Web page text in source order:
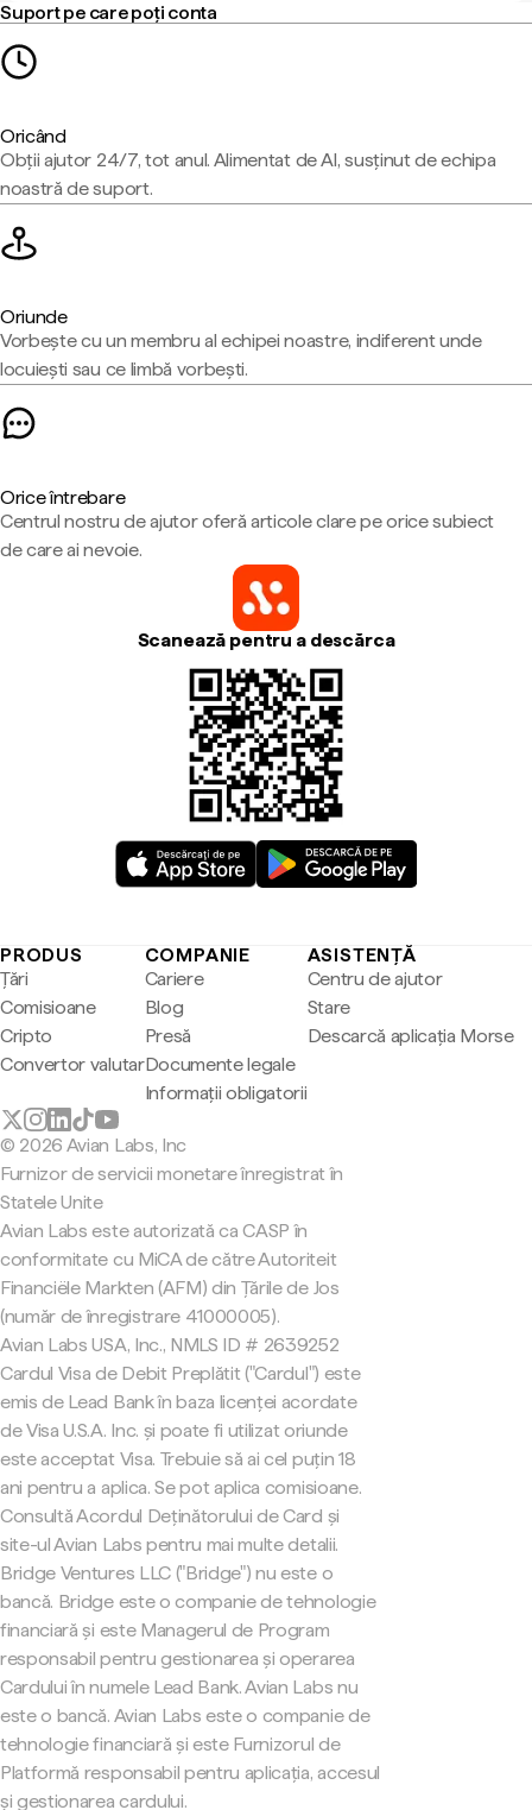
Suport pe care poți conta
Oricând
Obții ajutor 24/7, tot anul. Alimentat de AI, susținut de echipa
noastră de suport.
Oriunde
Vorbește cu un membru al echipei noastre, indiferent unde
locuiești sau ce limbă vorbești.
Orice întrebare
Centrul nostru de ajutor oferă articole clare pe orice subiect
de care ai nevoie.
Scanează pentru a descărca
PRODUS
Țări
Comisioane
Cripto
Convertor valutar
COMPANIE
Cariere
Blog
Presă
Documente legale
Informații obligatorii
ASISTENȚĂ
Centru de ajutor
Stare
Descarcă aplicația Morse
© 2026 Avian Labs, Inc
Furnizor de servicii monetare înregistrat în
Statele Unite
Avian Labs este autorizată ca CASP în
conformitate cu MiCA de către Autoriteit
Financiële Markten (AFM) din Țările de Jos
(număr de înregistrare 41000005).
Avian Labs USA, Inc., NMLS ID # 2639252
Cardul Visa de Debit Preplătit ("Cardul") este
emis de Lead Bank în baza licenței acordate
de Visa U.S.A. Inc. și poate fi utilizat oriunde
este acceptat Visa. Trebuie să ai cel puțin 18
ani pentru a aplica. Se pot aplica comisioane.
Consultă Acordul Deținătorului de Card și
site-ul Avian Labs pentru mai multe detalii.
Bridge Ventures LLC ("Bridge") nu este o
bancă. Bridge este o companie de tehnologie
financiară și este Managerul de Program
responsabil pentru gestionarea și operarea
Cardului în numele Lead Bank. Avian Labs nu
este o bancă. Avian Labs este o companie de
tehnologie financiară și este Furnizorul de
Platformă responsabil pentru aplicația, accesul
și gestionarea cardului.